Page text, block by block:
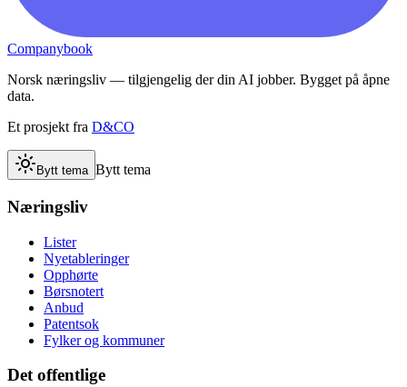
Companybook
Norsk næringsliv — tilgjengelig der din AI jobber. Bygget på åpne
data.
Et prosjekt fra D&CO
Bytt tema Bytt tema
Næringsliv
Lister
Nyetableringer
Opphørte
Børsnotert
Anbud
Patentsok
Fylker og kommuner
Det offentlige